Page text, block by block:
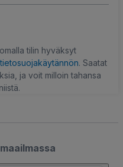
tilin hyväksyt
tietosuojakäytännön. Saatat
ja voit milloin tahansa